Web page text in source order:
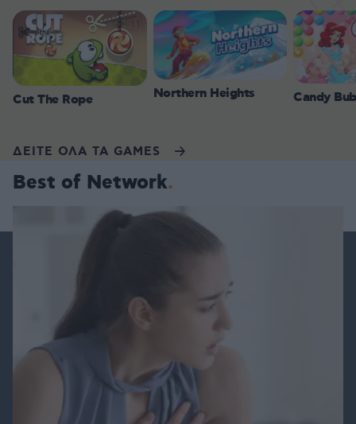
Cut The Rope Northern Heights Candy
ΔΕΙΤΕ ΟΛΑ ΤΑ GAMES
Best of Network